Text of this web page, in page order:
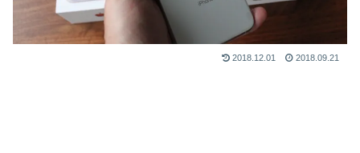
2018.12.01 2018.09.21